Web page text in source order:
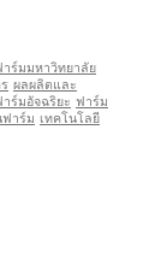
าร์มมหาวิทยาลัย
ผลผลิตและ
าร์มอัจฉริยะ ฟาร์ม
ฟาร์ม เทคโนโลยี